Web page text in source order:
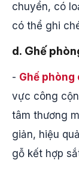
chuyển, có
có thể ghi
d. Ghế
- Ghế phòng
vực công
tâm thương
giản, hiệu
gỗ kết hợp